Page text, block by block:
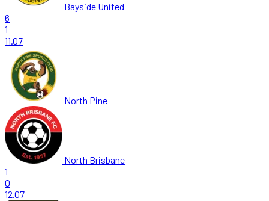
Bayside United
6
1
11.07
North Pine
North Brisbane
1
0
12.07